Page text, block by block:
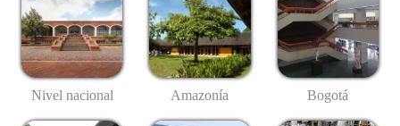
Nivel nacional Amazonía Bogotá